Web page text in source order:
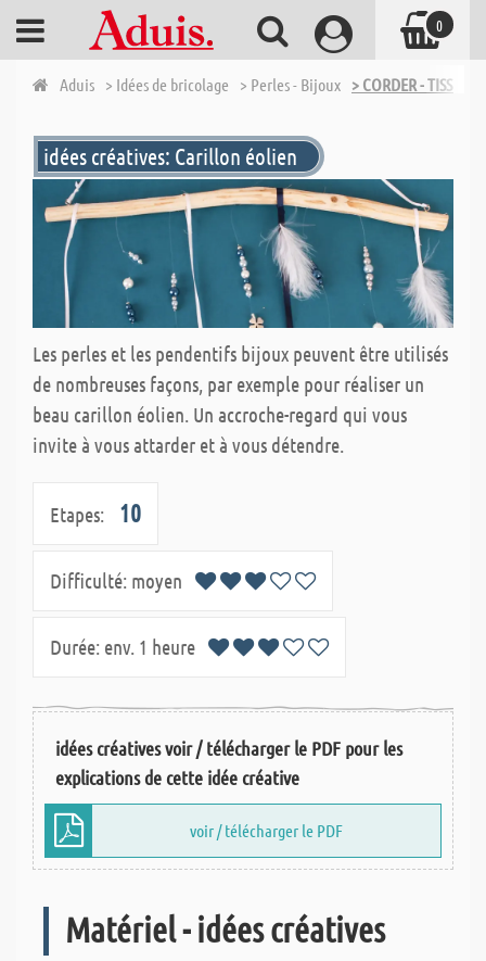
Aduis > Idées de bricolage > Perles - Bijoux > CORDER - TISSER -
idées créatives: Carillon éolien
Les perles et les pendentifs bijoux peuvent être utilisés
de nombreuses façons, par exemple pour réaliser un
beau carillon éolien. Un accroche-regard qui vous
invite à vous attarder et à vous détendre.
Etapes: 10
Difficulté: moyen
Durée: env. 1 heure
idées créatives voir / télécharger le PDF pour les
explications de cette idée créative
voir / télécharger le PDF
Matériel - idées créatives
0